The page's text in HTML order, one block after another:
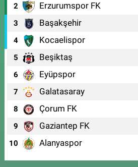
2 Erzurumspor FK
3 Başakşehir
4 Kocaelispor
5 Beşiktaş
6 Eyüpspor
7 Galatasaray
8 Çorum FK
9 Gaziantep FK
10 Alanyaspor